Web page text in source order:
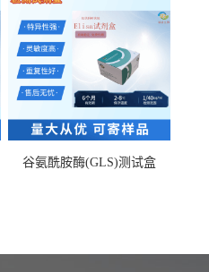
谷氨酰胺酶(GLS)测试盒